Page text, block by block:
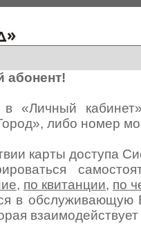
абонент!
«Личный
либо номер
карты доступа
, по квитанции, по
в